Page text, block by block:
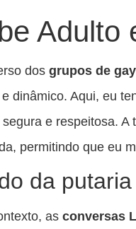
Adulto
dos grupos de
dinâmico. Aqui, eu
e respeitosa.
permitindo que eu
da
as conversas